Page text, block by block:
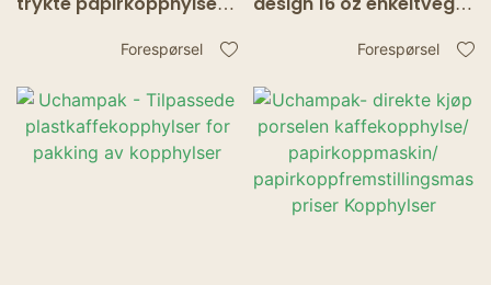
Forespørsel
Away Papir Kaffekopp
Forespørsel